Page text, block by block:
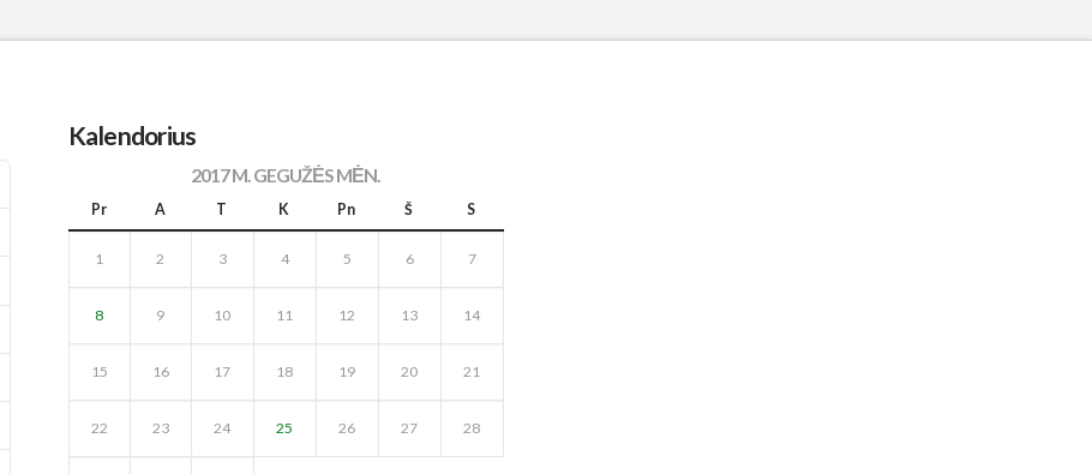
Kalendorius
2017 M. GEGUŽĖS MĖN.
Pr A T K Pn Š S
1 2 3 4 5 6 7
8 9 10 11 12 13 14
15 16 17 18 19 20 21
22 23 24 25 26 27 28